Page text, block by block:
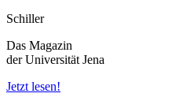
Schiller
Das Magazin
der Universität Jena
Jetzt lesen!